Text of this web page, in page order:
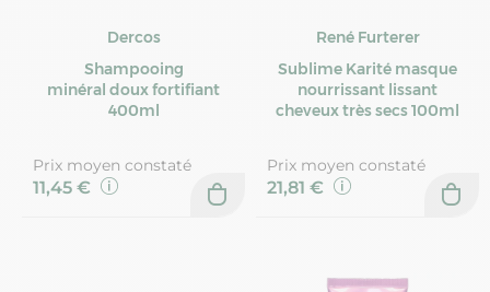
Dercos
Shampooing
minéral doux fortifiant
400ml
Prix moyen constaté
11,45 €
René Furterer
Sublime Karité masque
nourrissant lissant
cheveux très secs 100ml
Prix moyen constaté
21,81 €